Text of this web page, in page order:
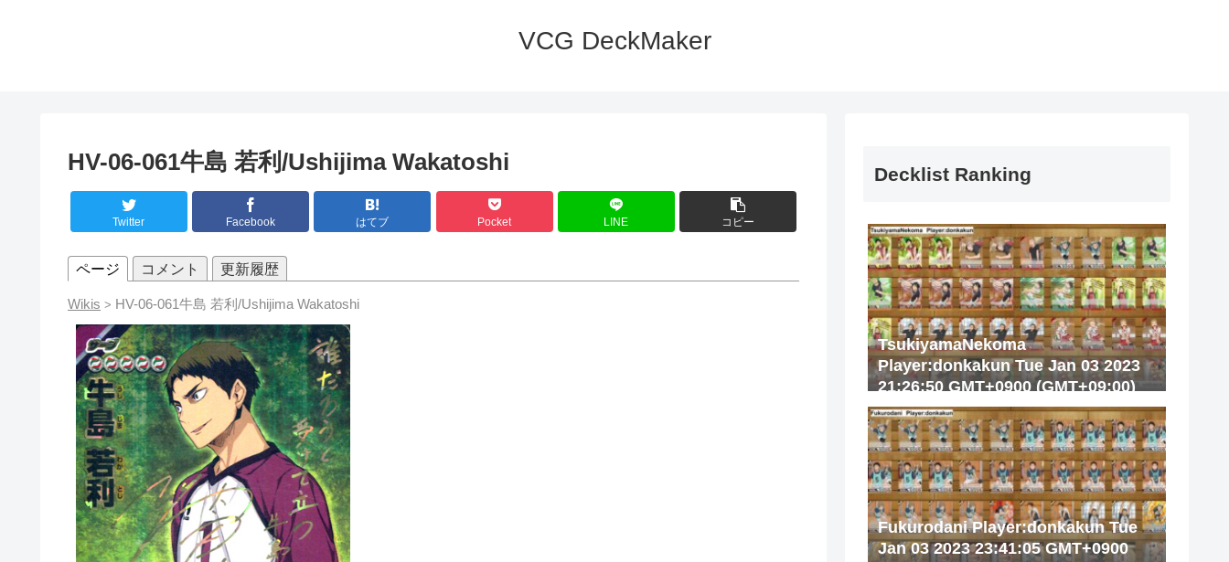
VCG DeckMaker
HV-06-061牛島 若利/Ushijima Wakatoshi
Twitter Facebook はてブ Pocket LINE コピー
ページ コメント 更新履歴
Wikis > HV-06-061牛島 若利/Ushijima Wakatoshi
Decklist Ranking
TsukiyamaNekoma
Player:donkakun Tue Jan 03 2023
21:26:50 GMT+0900 (GMT+09:00)
Fukurodani Player:donkakun Tue
Jan 03 2023 23:41:05 GMT+0900